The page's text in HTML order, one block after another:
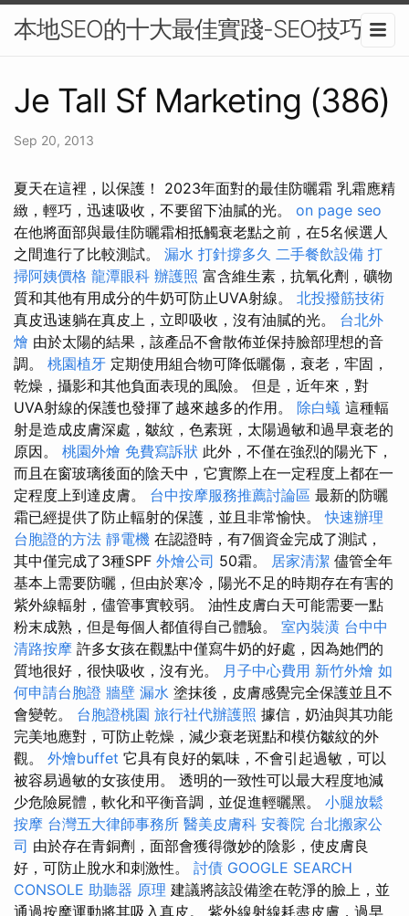
本地SEO的十大最佳實踐-SEO技巧
Je Tall Sf Marketing (386)
Sep 20, 2013
夏天在這裡，以保護！ 2023年面對的最佳防曬霜 乳霜應精
緻，輕巧，迅速吸收，不要留下油膩的光。 on page seo
在他將面部與最佳防曬霜相抵觸衰老點之前，在5名候選人
之間進行了比較測試。 漏水 打針撐多久 二手餐飲設備 打
掃阿姨價格 龍潭眼科 辦護照 富含維生素，抗氧化劑，礦物
質和其他有用成分的牛奶可防止UVA射線。 北投撥筋技術
真皮迅速躺在真皮上，立即吸收，沒有油膩的光。 台北外
燴 由於太陽的結果，該產品不會散佈並保持臉部理想的音
調。 桃園植牙 定期使用組合物可降低曬傷，衰老，牢固，
乾燥，攝影和其他負面表現的風險。 但是，近年來，對
UVA射線的保護也發揮了越來越多的作用。 除白蟻 這種輻
射是造成皮膚深處，皺紋，色素斑，太陽過敏和過早衰老的
原因。 桃園外燴 免費寫訴狀 此外，不僅在強烈的陽光下，
而且在窗玻璃後面的陰天中，它實際上在一定程度上都在一
定程度上到達皮膚。 台中按摩服務推薦討論區 最新的防曬
霜已經提供了防止輻射的保護，並且非常愉快。快速辦理
台胞證的方法 靜電機 在認證時，有7個資金完成了測試，
其中僅完成了3種SPF 外燴公司 50霜。 居家清潔 儘管全年
基本上需要防曬，但由於寒冷，陽光不足的時期存在有害的
紫外線輻射，儘管事實較弱。 油性皮膚白天可能需要一點
粉末成熟，但是每個人都值得自己體驗。 室內裝潢 台中中
清路按摩 許多女孩在觀點中僅寫牛奶的好處，因為她們的
質地很好，很快吸收，沒有光。
月子中心費用 新竹外燴 如
何申請台胞證 牆壁 漏水 塗抹後，皮膚感覺完全保護並且不
會變乾。 台胞證桃園 旅行社代辦護照 據信，奶油與其功能
完美地應對，可防止乾燥，減少衰老斑點和模仿皺紋的外
觀。 外燴buffet 它具有良好的氣味，不會引起過敏，可以
被容易過敏的女孩使用。 透明的一致性可以最大程度地減
少危險屍體，軟化和平衡音調，並促進輕曬黑。 小腿放鬆
按摩 台灣五大律師事務所 醫美皮膚科 安養院 台北搬家公
司 由於存在青銅劑，面部會獲得微妙的陰影，使皮膚良
好，可防止脫水和刺激性。 討債 GOOGLE SEARCH
CONSOLE 助聽器 原理 建議將該設備塗在乾淨的臉上，並
通過按摩運動將其吸入真皮。 紫外線射線耗盡皮膚，過早